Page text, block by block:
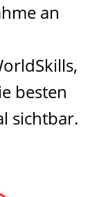
an
besten
sichtbar.